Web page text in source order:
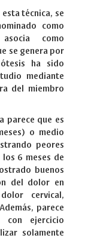
técnica, se
como
como
se genera por
ha sido
mediante
del miembro
parece que es
o medio
peores
6 meses de
buenos
del dolor en
cervical,
parece
con ejercicio
solamente